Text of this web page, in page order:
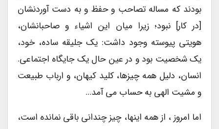
بودند که مساله تصاحب و حفظ و به دست آوردنشان
[در کار] نبود؛ زیرا میان این اشیاء و صاحبانشان،
هویتی پیوسته وجود داشت: یک جلیقه ساده، خود،
یک شخصیت بود و در عین حال یک جایگاه اجتماعی.
انسان، دلیل همه چیزها، کلید کیهان، و ارباب طبیعت
و مشیت الهی به حساب می آمد…
اما امروز ، از همه اینها، چیز چندانی باقی نمانده است،